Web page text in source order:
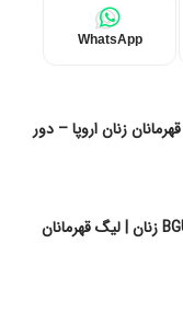
WhatsApp
زنان اروپا – دور
پیش‌بینی و تحلیل بریدا بلیک زنان – دینامو-BGU زنان | لیگ قهرمانان